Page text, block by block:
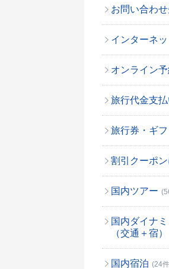
お問い合わ
インターネ
オンライン
旅行代金支
旅行券・ギ
割引クーポ
国内ツアー
国内ダイナ
（交通＋宿）
国内宿泊 (24